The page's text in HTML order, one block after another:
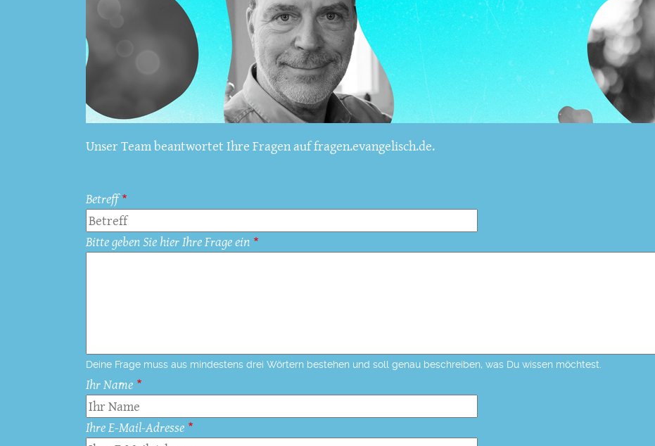
Unser Team beantwortet Ihre Fragen auf fragen.evangelisch.de.
Betreff
Bitte geben Sie hier Ihre Frage ein
Deine Frage muss aus mindestens drei Wörtern bestehen und soll genau beschreiben, was Du wissen möchtest.
Ihr Name
Ihre E-Mail-Adresse